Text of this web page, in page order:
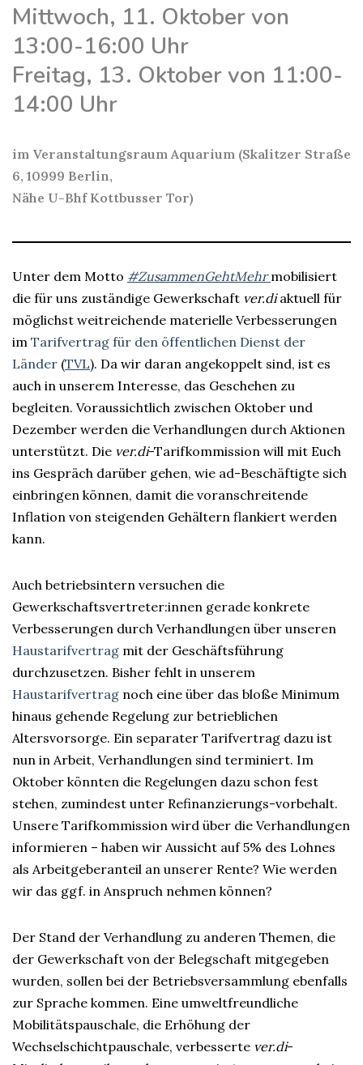
Mittwoch, 11. Oktober von
13:00-16:00 Uhr
Freitag, 13. Oktober von 11:00-
14:00 Uhr
im Veranstaltungsraum Aquarium (Skalitzer Straße
6, 10999 Berlin,
Nähe U-Bhf Kottbusser Tor)
Unter dem Motto #ZusammenGehtMehr mobilisiert
die für uns zuständige Gewerkschaft ver.diaktuell für
möglichst weitreichende materielle Verbesserungen
im Tarifvertrag für den öffentlichen Dienst der
Länder (TVL). Da wir daran angekoppelt sind, ist es
auch in unserem Interesse, das Geschehen zu
begleiten. Voraussichtlich zwischen Oktober und
Dezember werden die Verhandlungen durch Aktionen
unterstützt. Die ver.di-Tarifkommission will mit Euch
ins Gespräch darüber gehen, wie ad-Beschäftigte sich
einbringen können, damit die voranschreitende
Inflation von steigenden Gehältern flankiert werden
kann.
Auch betriebsintern versuchen die
Gewerkschaftsvertreter:innen gerade konkrete
Verbesserungen durch Verhandlungen über unseren
Haustarifvertrag mit der Geschäftsführung
durchzusetzen. Bisher fehlt in unserem
Haustarifvertrag noch eine über das bloße Minimum
hinaus gehende Regelung zur betrieblichen
Altersvorsorge. Ein separater Tarifvertrag dazu ist
nun in Arbeit, Verhandlungen sind terminiert. Im
Oktober könnten die Regelungen dazu schon fest
stehen, zumindest unter Refinanzierungs-vorbehalt.
Unsere Tarifkommission wird über die Verhandlungen
informieren – haben wir Aussicht auf 5% des Lohnes
als Arbeitgeberanteil an unserer Rente? Wie werden
wir das ggf. in Anspruch nehmen können?
Der Stand der Verhandlung zu anderen Themen, die
der Gewerkschaft von der Belegschaft mitgegeben
wurden, sollen bei der Betriebsversammlung ebenfalls
zur Sprache kommen. Eine umweltfreundliche
Mobilitätspauschale, die Erhöhung der
Wechselschichtpauschale, verbesserte ver.di-